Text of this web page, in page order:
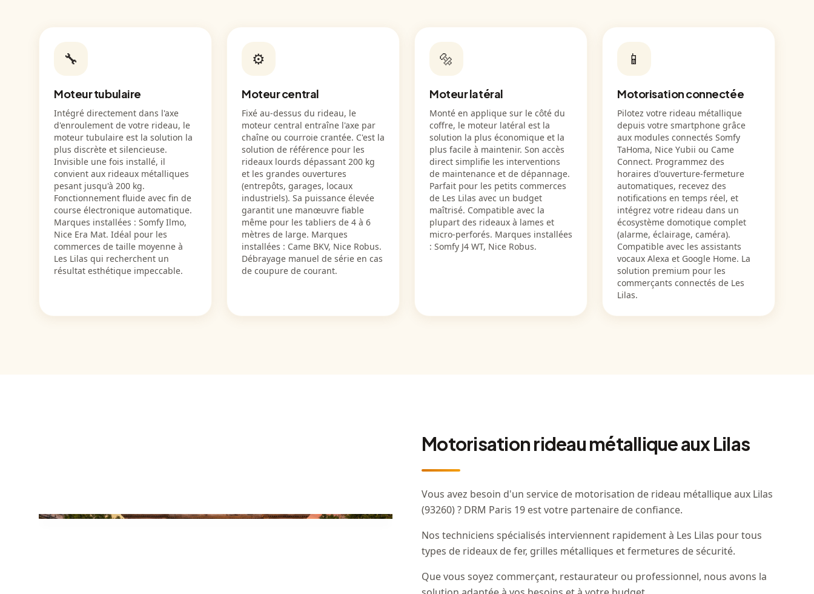
🔧
Moteur tubulaire
Intégré directement dans l'axe
d'enroulement de votre rideau, le
moteur tubulaire est la solution la
plus discrète et silencieuse.
Invisible une fois installé, il
convient aux rideaux métalliques
pesant jusqu'à 200 kg.
Fonctionnement fluide avec fin de
course électronique automatique.
Marques installées : Somfy Ilmo,
Nice Era Mat. Idéal pour les
commerces de taille moyenne à
Les Lilas qui recherchent un
résultat esthétique impeccable.
⚙️
Moteur central
Fixé au-dessus du rideau, le
moteur central entraîne l'axe par
chaîne ou courroie crantée. C'est la
solution de référence pour les
rideaux lourds dépassant 200 kg
et les grandes ouvertures
(entrepôts, garages, locaux
industriels). Sa puissance élevée
garantit une manœuvre fiable
même pour les tabliers de 4 à 6
mètres de large. Marques
installées : Came BKV, Nice Robus.
Débrayage manuel de série en cas
de coupure de courant.
🔩
Moteur latéral
Monté en applique sur le côté du
coffre, le moteur latéral est la
solution la plus économique et la
plus facile à maintenir. Son accès
direct simplifie les interventions
de maintenance et de dépannage.
Parfait pour les petits commerces
de Les Lilas avec un budget
maîtrisé. Compatible avec la
plupart des rideaux à lames et
micro-perforés. Marques installées
: Somfy J4 WT, Nice Robus.
📱
Motorisation connectée
Pilotez votre rideau métallique
depuis votre smartphone grâce
aux modules connectés Somfy
TaHoma, Nice Yubii ou Came
Connect. Programmez des
horaires d'ouverture-fermeture
automatiques, recevez des
notifications en temps réel, et
intégrez votre rideau dans un
écosystème domotique complet
(alarme, éclairage, caméra).
Compatible avec les assistants
vocaux Alexa et Google Home. La
solution premium pour les
commerçants connectés de Les
Lilas.
Motorisation rideau métallique aux Lilas
Vous avez besoin d'un service de motorisation de rideau métallique aux Lilas
(93260) ? DRM Paris 19 est votre partenaire de confiance.
Nos techniciens spécialisés interviennent rapidement à Les Lilas pour tous
types de rideaux de fer, grilles métalliques et fermetures de sécurité.
Que vous soyez commerçant, restaurateur ou professionnel, nous avons la